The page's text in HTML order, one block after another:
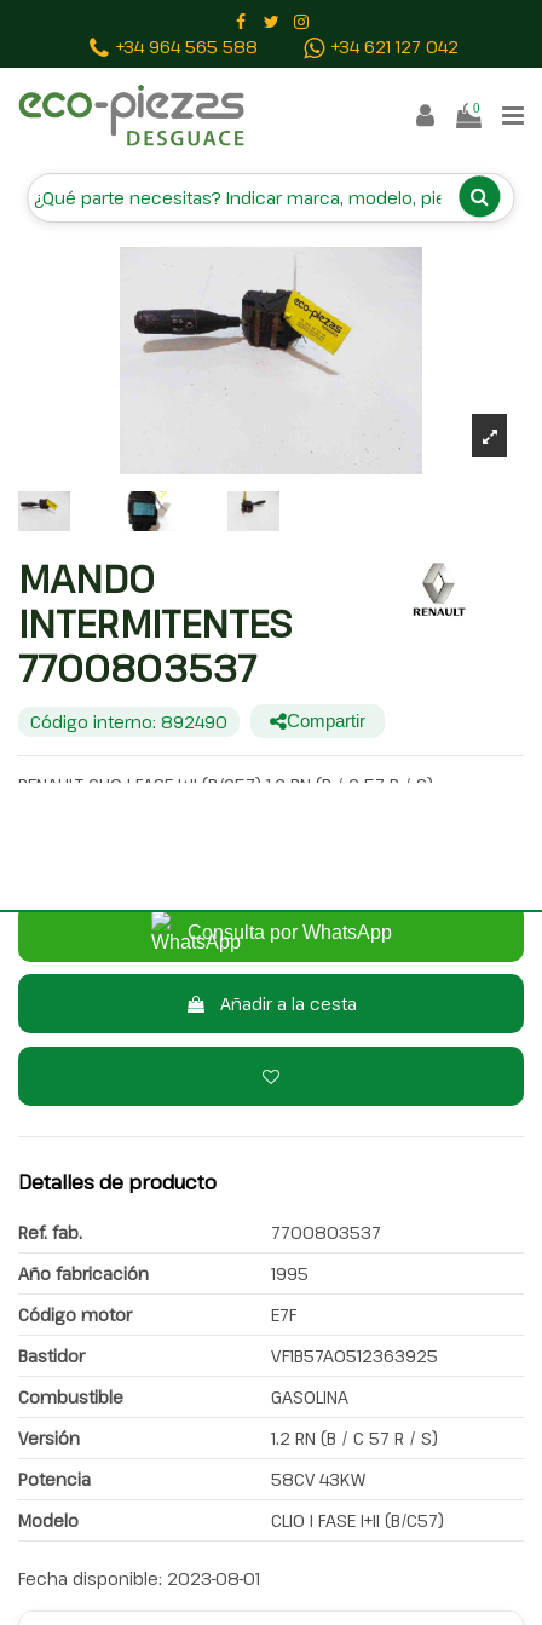
+34 964 565 588 +34 621 127 042
0
MANDO INTERMITENTES
7700803537
MANDO
INTERMITENTES
7700803537
Código interno: 892490 Compartir
RENAULT CLIO I FASE I+II (B/C57) 1.2 RN (B / C 57 R / S)
Consulta por WhatsApp
Añadir a la cesta
Detalles de producto
Ref. fab.
7700803537
Año fabricación
1995
Código motor
E7F
Bastidor
VF1B57A0512363925
Combustible
GASOLINA
Versión
1.2 RN (B / C 57 R / S)
Potencia
58CV 43KW
Modelo
CLIO I FASE I+II (B/C57)
Fecha disponible: 2023-08-01